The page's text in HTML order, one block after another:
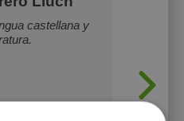
castellana y
años